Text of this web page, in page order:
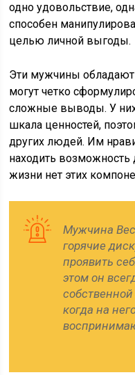
одно удовольствие,
способен
целью личной выгоды.
Эти мужчины обладают
могут четко
сложные выводы. У них
шкала ценностей,
других людей. Им
находить возможность
жизни нет этих
Мужчина
горячие
проявить
этом он
когда на